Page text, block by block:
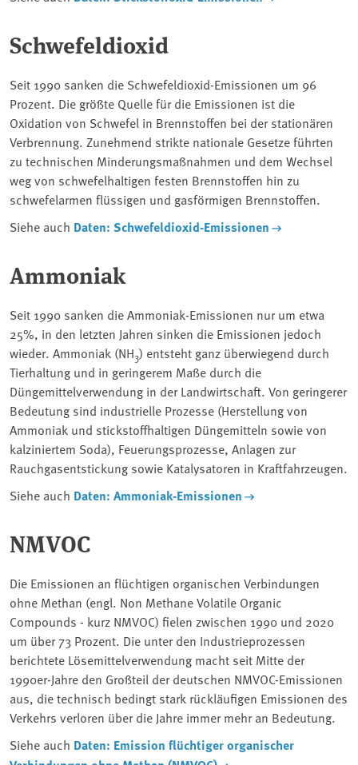
Schwefeldioxid
Seit 1990 sanken die Schwefeldioxid-Emissionen um 96
Prozent. Die größte Quelle für die Emissionen ist die
Oxidation von Schwefel in Brennstoffen bei der stationären
Verbrennung. Zunehmend strikte nationale Gesetze führten
zu technischen Minderungsmaßnahmen und dem Wechsel
weg von schwefelhaltigen festen Brennstoffen hin zu
schwefelarmen flüssigen und gasförmigen Brennstoffen.
Siehe auch Daten: Schwefeldioxid-Emissionen
Ammoniak
Seit 1990 sanken die Ammoniak-Emissionen nur um etwa
25%, in den letzten Jahren sinken die Emissionen jedoch
wieder. Ammoniak (NH3) entsteht ganz überwiegend durch
Tierhaltung und in geringerem Maße durch die
Düngemittelverwendung in der Landwirtschaft. Von geringerer
Bedeutung sind industrielle Prozesse (Herstellung von
Ammoniak und stickstoffhaltigen Düngemitteln sowie von
kalziniertem Soda), Feuerungsprozesse, Anlagen zur
Rauchgasentstickung sowie Katalysatoren in Kraftfahrzeugen.
Siehe auch Daten: Ammoniak-Emissionen
NMVOC
Die Emissionen an flüchtigen organischen Verbindungen
ohne Methan (engl. Non Methane Volatile Organic
Compounds - kurz NMVOC) fielen zwischen 1990 und 2020
um über 73 Prozent. Die unter den Industrieprozessen
berichtete Lösemittelverwendung macht seit Mitte der
1990er-Jahre den Großteil der deutschen NMVOC-Emissionen
aus, die technisch bedingt stark rückläufigen Emissionen des
Verkehrs verloren über die Jahre immer mehr an Bedeutung.
Siehe auch Daten: Emission flüchtiger organischer